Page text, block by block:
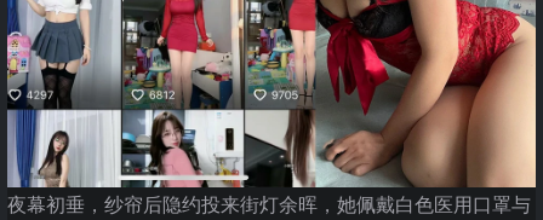
夜幕初垂，纱帘后隐约投来街灯余晖，她佩戴白色医用口罩与